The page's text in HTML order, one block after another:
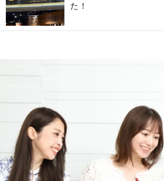
た！